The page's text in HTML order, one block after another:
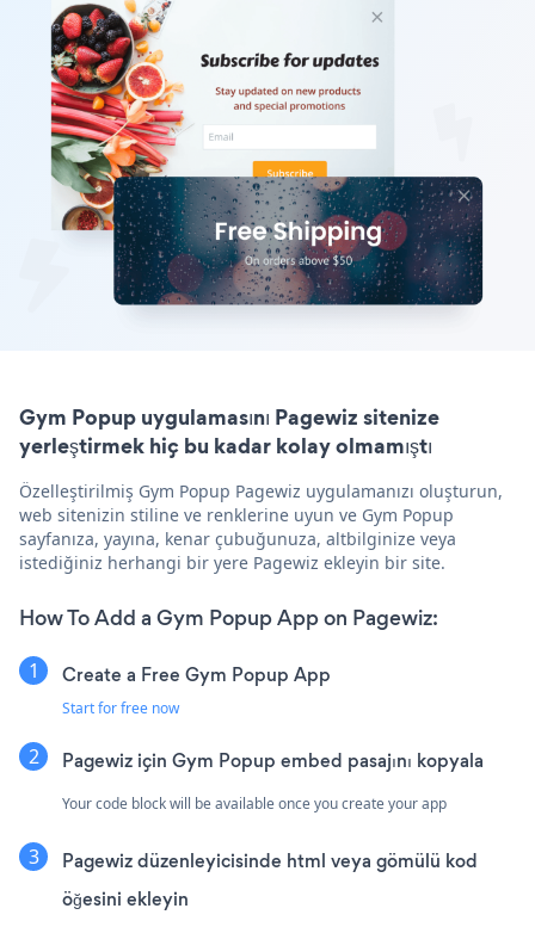
Gym Popup uygulamasını Pagewiz sitenize
yerleştirmek hiç bu kadar kolay olmamıştı
Özelleştirilmiş Gym Popup Pagewiz uygulamanızı oluşturun,
web sitenizin stiline ve renklerine uyun ve Gym Popup
sayfanıza, yayına, kenar çubuğunuza, altbilginize veya
istediğiniz herhangi bir yere Pagewiz ekleyin bir site.
How To Add a Gym Popup App on Pagewiz:
Create a Free Gym Popup App
Start for free now
Pagewiz için Gym Popup embed pasajını kopyala
Your code block will be available once you create your app
Pagewiz düzenleyicisinde html veya gömülü kod
öğesini ekleyin